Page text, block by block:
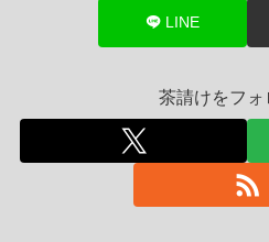
LINE
茶請けをフォ